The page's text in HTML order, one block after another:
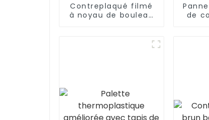
Contreplaqué filmé
à noyau de bouleau
de